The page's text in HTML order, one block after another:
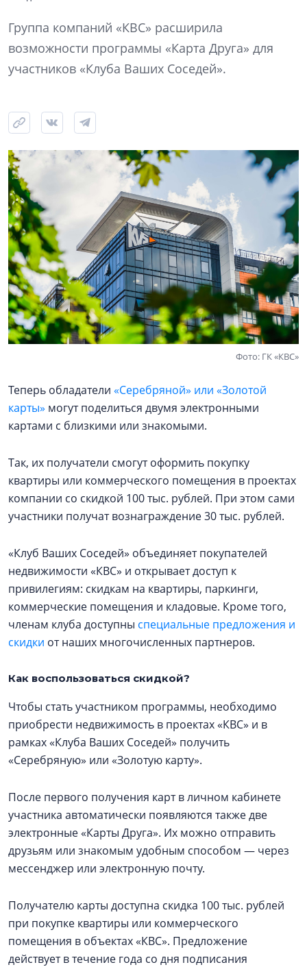
Группа компаний «КВС» расширила
возможности программы «Карта Друга» для
участников «Клуба Ваших Соседей».
Фото: ГК «КВС»
Теперь обладатели «Серебряной» или «Золотой
карты» могут поделиться двумя электронными
картами с близкими или знакомыми.
Так, их получатели смогут оформить покупку
квартиры или коммерческого помещения в проектах
компании со скидкой 100 тыс. рублей. При этом сами
участники получат вознаграждение 30 тыс. рублей.
«Клуб Ваших Соседей» объединяет покупателей
недвижимости «КВС» и открывает доступ к
привилегиям: скидкам на квартиры, паркинги,
коммерческие помещения и кладовые. Кроме того,
членам клуба доступны специальные предложения и
скидки от наших многочисленных партнеров.
Как воспользоваться скидкой?
Чтобы стать участником программы, необходимо
приобрести недвижимость в проектах «КВС» и в
рамках «Клуба Ваших Соседей» получить
«Серебряную» или «Золотую карту».
После первого получения карт в личном кабинете
участника автоматически появляются также две
электронные «Карты Друга». Их можно отправить
друзьям или знакомым удобным способом — через
мессенджер или электронную почту.
Получателю карты доступна скидка 100 тыс. рублей
при покупке квартиры или коммерческого
помещения в объектах «КВС». Предложение
действует в течение года со дня подписания